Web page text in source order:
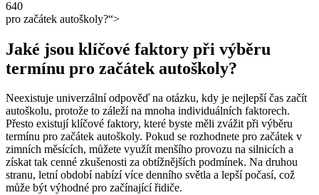
pro začátek autoškoly?“>
Jaké jsou klíčové faktory při ​výběru
termínu pro začátek⁣ autoškoly?
Neexistuje univerzální odpověď na otázku, ⁢kdy ​je‌ nejlepší čas začít
autoškolu, protože to záleží na mnoha individuálních faktorech.
Přesto existují klíčové⁤ faktory, které ⁤byste ⁤měli zvážit při výběru
termínu pro začátek autoškoly.‌ Pokud ⁤se rozhodnete pro‌ začátek v
zimních‍ měsících, můžete využít menšího provozu ⁣na ‌silnicích⁢ a
získat tak cenné zkušenosti⁣ za ⁣obtížnějších‍ podmínek. ‌Na druhou
⁣stranu,​ letní ‌období nabízí⁢ více ‍denního ⁢světla a lepší‌ počasí, což
může být výhodné pro ‍začínající řidiče.